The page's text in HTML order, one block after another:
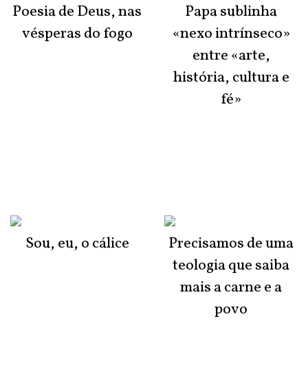
Poesia de Deus, nas
vésperas do fogo
Sou, eu, o cálice
Papa sublinha
«nexo intrínseco»
entre «arte,
história, cultura e
fé»
Precisamos de uma
teologia que saiba
mais a carne e a
povo